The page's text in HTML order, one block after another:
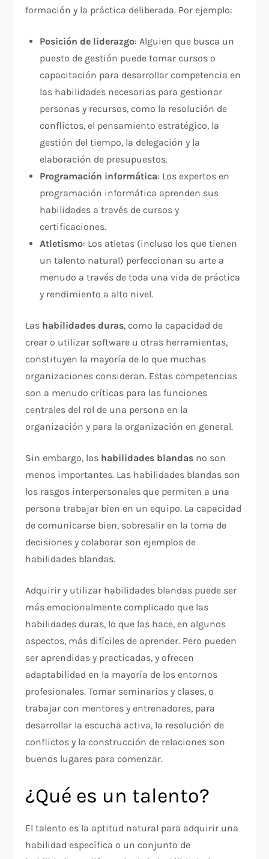
formación y la práctica deliberada. Por ejemplo:
Posición de liderazgo: Alguien que busca un
puesto de gestión puede tomar cursos o
capacitación para desarrollar competencia en
las habilidades necesarias para gestionar
personas y recursos, como la resolución de
conflictos, el pensamiento estratégico, la
gestión del tiempo, la delegación y la
elaboración de presupuestos.
Programación informática: Los expertos en
programación informática aprenden sus
habilidades a través de cursos y
certificaciones.
Atletismo: Los atletas (incluso los que tienen
un talento natural) perfeccionan su arte a
menudo a través de toda una vida de práctica
y rendimiento a alto nivel.
Las habilidades duras, como la capacidad de
crear o utilizar software u otras herramientas,
constituyen la mayoría de lo que muchas
organizaciones consideran. Estas competencias
son a menudo críticas para las funciones
centrales del rol de una persona en la
organización y para la organización en general.
Sin embargo, las habilidades blandas no son
menos importantes. Las habilidades blandas son
los rasgos interpersonales que permiten a una
persona trabajar bien en un equipo. La capacidad
de comunicarse bien, sobresalir en la toma de
decisiones y colaborar son ejemplos de
habilidades blandas.
Adquirir y utilizar habilidades blandas puede ser
más emocionalmente complicado que las
habilidades duras, lo que las hace, en algunos
aspectos, más difíciles de aprender. Pero pueden
ser aprendidas y practicadas, y ofrecen
adaptabilidad en la mayoría de los entornos
profesionales. Tomar seminarios y clases, o
trabajar con mentores y entrenadores, para
desarrollar la escucha activa, la resolución de
conflictos y la construcción de relaciones son
buenos lugares para comenzar.
¿Qué es un talento?
El talento es la aptitud natural para adquirir una
habilidad específica o un conjunto de